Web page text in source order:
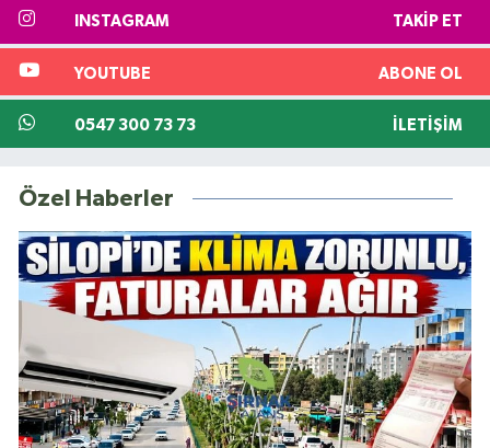
INSTAGRAM TAKIP ET
YOUTUBE ABONE OL
0547 300 73 73 İLETIŞIM
Özel Haberler